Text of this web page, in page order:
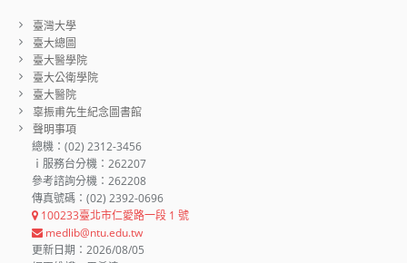
臺灣大學
臺大總圖
臺大醫學院
臺大公衛學院
臺大醫院
辜振甫先生紀念圖書館
聲明事項
總機：(02) 2312-3456
ｉ服務台分機：262207
參考諮詢分機：262208
傳真號碼：(02) 2392-0696
100233臺北市仁愛路一段 1 號
medlib@ntu.edu.tw
更新日期：2026/08/05